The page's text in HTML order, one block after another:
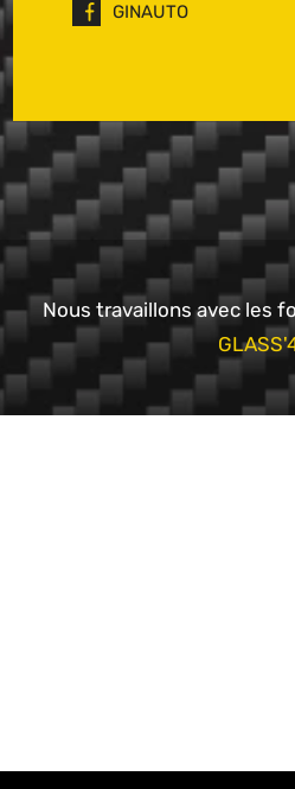
GINAUTO
Nous travaillons avec les